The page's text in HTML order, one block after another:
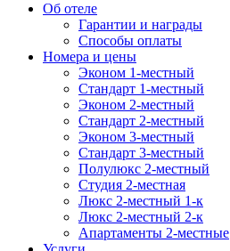
Об отеле
Гарантии и награды
Способы оплаты
Номера и цены
Эконом 1-местный
Стандарт 1-местный
Эконом 2-местный
Стандарт 2-местный
Эконом 3-местный
Стандарт 3-местный
Полулюкс 2-местный
Студия 2-местная
Люкс 2-местный 1-к
Люкс 2-местный 2-к
Апартаменты 2-местные